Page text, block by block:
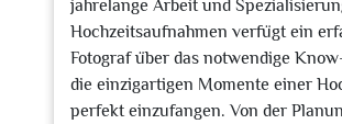
jahrelange Arbeit und
Hochzeitsaufnahmen verfügt ein
Fotograf über das notwendige
die einzigartigen Momente einer
perfekt einzufangen. Von der